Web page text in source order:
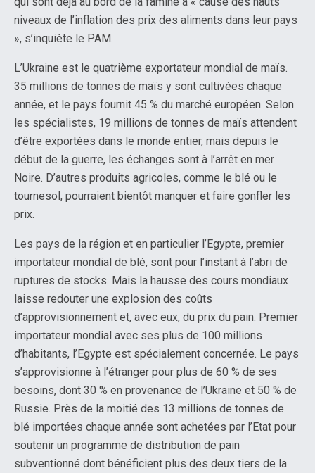
niveaux de l’inflation des prix des aliments dans leur pays
», s’inquiète le PAM.
L’Ukraine est le quatrième exportateur mondial de maïs.
35 millions de tonnes de maïs y sont cultivées chaque
année, et le pays fournit 45 % du marché européen. Selon
les spécialistes, 19 millions de tonnes de maïs attendent
d’être exportées dans le monde entier, mais depuis le
début de la guerre, les échanges sont à l’arrêt en mer
Noire. D’autres produits agricoles, comme le blé ou le
tournesol, pourraient bientôt manquer et faire gonfler les
prix.
Les pays de la région et en particulier l’Egypte, premier
importateur mondial de blé, sont pour l’instant à l’abri de
ruptures de stocks. Mais la hausse des cours mondiaux
laisse redouter une explosion des coûts
d’approvisionnement et, avec eux, du prix du pain. Premier
importateur mondial avec ses plus de 100 millions
d’habitants, l’Egypte est spécialement concernée. Le pays
s’approvisionne à l’étranger pour plus de 60 % de ses
besoins, dont 30 % en provenance de l’Ukraine et 50 % de
Russie. Près de la moitié des 13 millions de tonnes de
blé importées chaque année sont achetées par l’Etat pour
soutenir un programme de distribution de pain
subventionné dont bénéficient plus des deux tiers de la